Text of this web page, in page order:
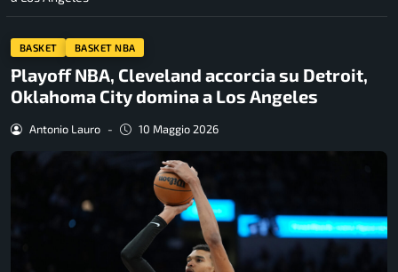
BASKET BASKET NBA
Playoff NBA, Cleveland accorcia su Detroit,
Oklahoma City domina a Los Angeles
Antonio Lauro - 10 Maggio 2026